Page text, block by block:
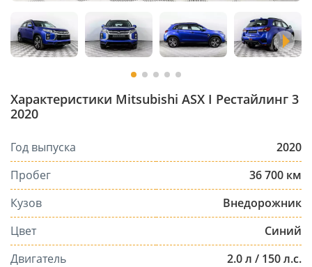
Характеристики Mitsubishi ASX I Рестайлинг 3
2020
Год выпуска
2020
Пробег
36 700 км
Кузов
Внедорожник
Цвет
Синий
Двигатель
2.0 л / 150 л.с.